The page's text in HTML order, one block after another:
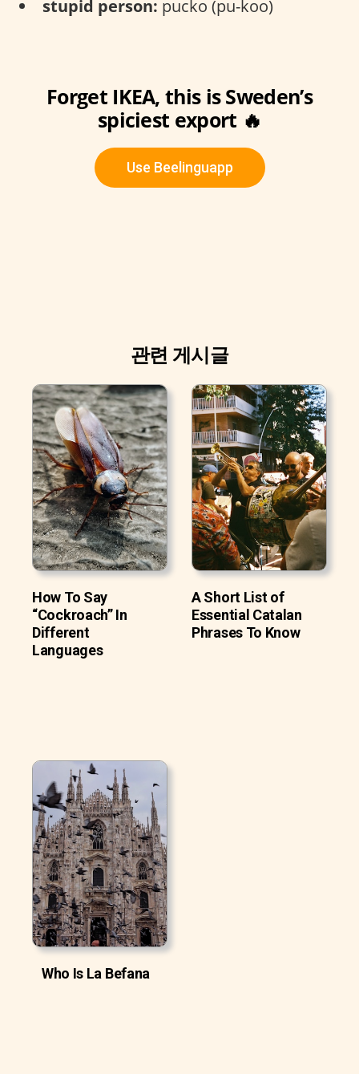
stupid person: pucko (pu-koo)
Forget IKEA, this is Sweden’s
spiciest export 🔥
Use Beelinguapp
관련 게시글
How To Say
“Cockroach” In
Different
Languages
A Short List of
Essential Catalan
Phrases To Know
Who Is La Befana